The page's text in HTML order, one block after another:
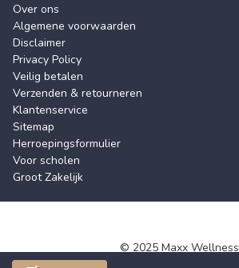
Over ons
Algemene voorwaarden
Disclaimer
Privacy Policy
Veilig betalen
Verzenden & retourneren
Klantenservice
Sitemap
Herroepingsformulier
Voor scholen
Groot Zakelijk
© 2025 Maxx Wellness